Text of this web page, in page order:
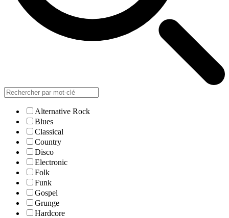
Alternative Rock
Blues
Classical
Country
Disco
Electronic
Folk
Funk
Gospel
Grunge
Hardcore